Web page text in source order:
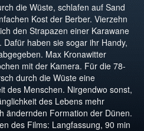
die Wüste, schlafen auf Sand
Kost der Berber. Vierzehn
den Strapazen einer Karawane
haben sie sogar ihr Handy,
Max Kronawitter
mit der Kamera. Für die 78-
durch die Wüste eine
des Menschen. Nirgendwo sonst,
des Lebens mehr
ändernden Formation der Dünen.
des Films: Langfassung, 90 min